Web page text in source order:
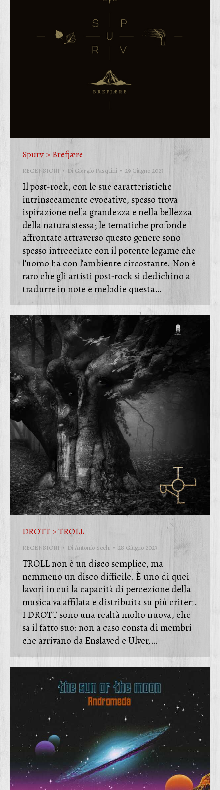
Spurv > Brefjære
RECENSIONI Di Giorgio Pasquini 29 Giugno 2023
Il post-rock, con le sue caratteristiche
intrinsecamente evocative, spesso trova
ispirazione nella grandezza e nella bellezza
della natura stessa; le tematiche profonde
affrontate attraverso questo genere sono
spesso intrecciate con il potente legame che
l’uomo ha con l’ambiente circostante. Non è
raro che gli artisti post-rock si dedichino a
tradurre in note e melodie questa…
DROTT > TROLL
RECENSIONI DiAntonio Sechi 28 Giugno 2023
TROLL non è un disco semplice, ma
nemmeno un disco difficile. È uno di quei
lavori in cui la capacità di percezione della
musica va affilata e distribuita su più criteri.
I DROTT sono una realtà molto nuova, che
sa il fatto suo: non a caso consta di membri
che arrivano da Enslaved e Ulver,…